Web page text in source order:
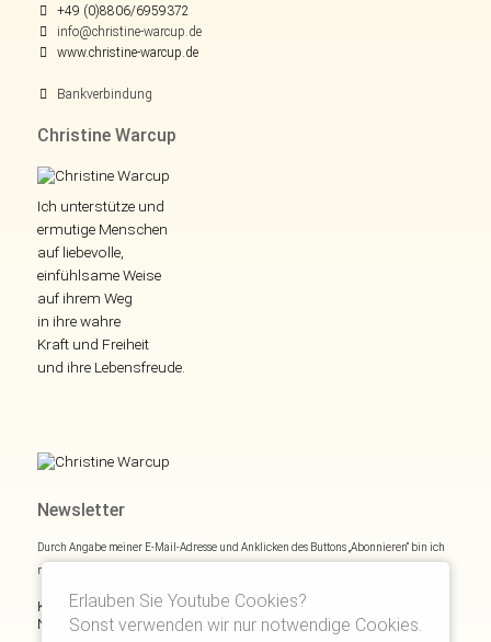
+49 (0)8806/6959372
info@christine-warcup.de
www.christine-warcup.de
Bankverbindung
Christine Warcup
Ich unterstütze und
ermutige Menschen
auf liebevolle,
einfühlsame Weise
auf ihrem Weg
in ihre wahre
Kraft und Freiheit
und ihre Lebensfreude.
Newsletter
Durch Angabe meiner E-Mail-Adresse und Anklicken des Buttons „Abonnieren“ bin ich
mich mit
Kostenloses E- und Audiobook & monatliche Inspirationen via
Newsletter:
Erlauben Sie Youtube Cookies?
Sonst verwenden wir nur notwendige Cookies.